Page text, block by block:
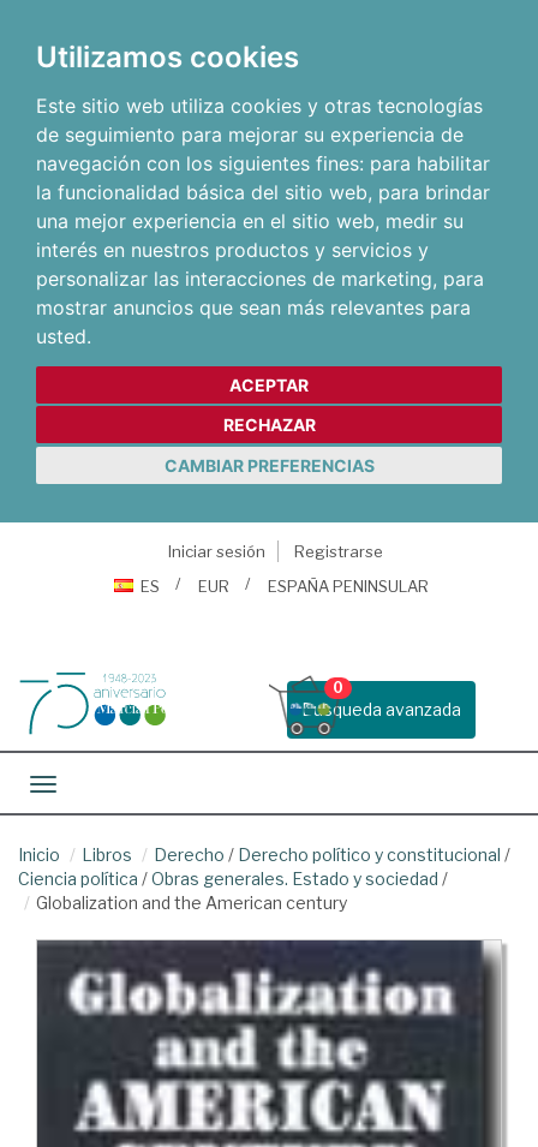
Utilizamos cookies
Este sitio web utiliza cookies y otras tecnologías
de seguimiento para mejorar su experiencia de
navegación con los siguientes fines: para habilitar
la funcionalidad básica del sitio web, para brindar
una mejor experiencia en el sitio web, medir su
interés en nuestros productos y servicios y
personalizar las interacciones de marketing, para
mostrar anuncios que sean más relevantes para
usted.
ACEPTAR
RECHAZAR
CAMBIAR PREFERENCIAS
Iniciar sesión
Registrarse
ES
EUR ESPAÑA PENINSULAR
Busqueda avanzada
0
Toggle navigation
Inicio Libros Derecho / Derecho político y constitucional /
Ciencia política /Obras generales. Estado y sociedad /
Globalization and the American century